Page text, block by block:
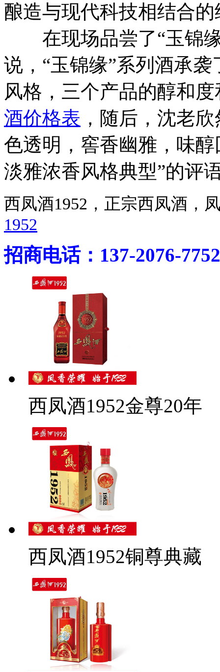
酿造与现代科技相结合
在现场品尝了“玉锦缘
说，“玉锦缘”系列酒承
风格，三个产品的醇和
酒价格表 ， 随后，沈老
色透明，窖香幽雅，味
淡雅浓香风格典型”的评
西凤酒1952，正宗西凤酒
1952
招商电话：137-2076-7752
西凤酒1952金尊20年
西凤酒1952铜尊典藏